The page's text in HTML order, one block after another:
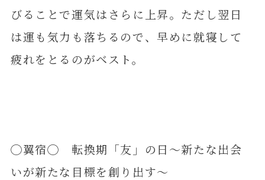
びることで運気はさらに上昇。ただし翌日
は運も気力も落ちるので、早めに就寝して
疲れをとるのがベスト。
◯翼宿◯ 転換期「友」の日～新たな出会
いが新たな目標を創り出す～